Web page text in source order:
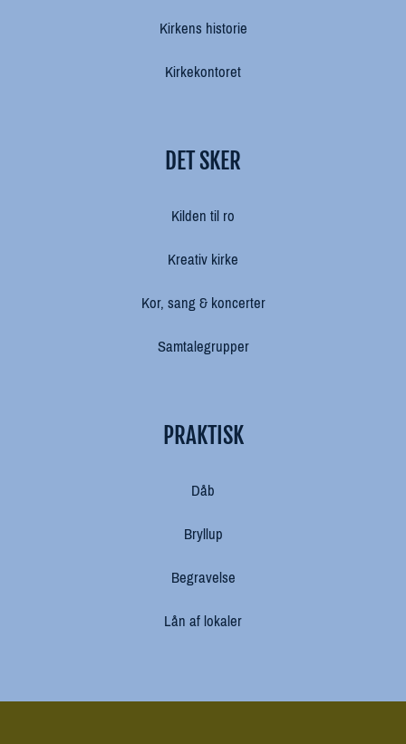
Kirkens historie
Kirkekontoret
DET SKER
Kilden til ro
Kreativ kirke
Kor, sang & koncerter
Samtalegrupper
PRAKTISK
Dåb
Bryllup
Begravelse
Lån af lokaler